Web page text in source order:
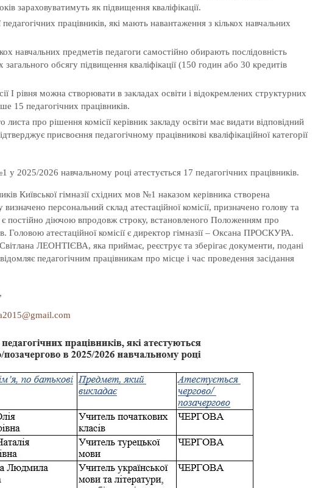
зараховуватимуть як підвищення кваліфікації.
працівників, які мають навантаження з кількох навчальних
навчальних предметів педагоги самостійно обирають послідовність
загального обсягу підвищення кваліфікації (150 годин або 30 кредитів
І рівня можна створювати в закладах освіти і відокремлених структурних
15 педагогічних працівників.
про рішення комісії керівник закладу освіти має видати відповідний
присвоєння педагогічному працівникові кваліфікаційної категорії
у 2025/2026 навчальному році атестується 17 педагогічних працівників.
Київської гімназії східних мов №1 наказом керівника створена
визначено персональний склад атестаційної комісії, призначено голову та
є постійно діючою впродовж строку, встановленого Положенням про
Головою атестаційної комісії є директор гімназії – Оксана ПРОСКУРА.
Світлана ЛЕОНТІЄВА, яка приймає, реєструє та зберігає документи, подані
педагогічним працівникам про місце і час проведення засідання